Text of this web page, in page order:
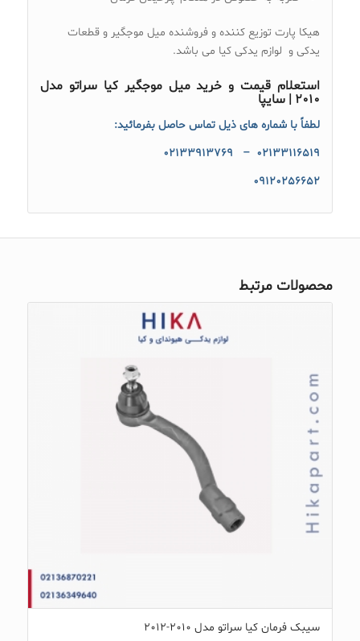
هیکا پارت توزیع کننده و فروشنده میل موجگیر و قطعات
یدکی و لوازم یدکی کیا می باشد.
استعلام قیمت و خرید میل موجگیر کیا سراتو مدل
۲۰۱۰ | سایپا
لطفاً با شماره های ذیل تماس حاصل بفرمائید:
۰۲۱۳۳۱۱۶۵۱۹ – ۰۲۱۳۳۹۱۳۷۶۹
۰۹۱۲۰۲۵۶۶۵۲
محصولات مرتبط
سیبک فرمان کیا سراتو مدل ۲۰۱۰-۲۰۱۲